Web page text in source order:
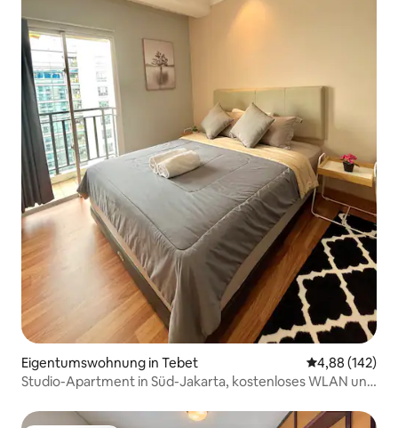
Eigentumswohnung in Tebet
4,88 (142)
Studio-Apartment in Süd-Jakarta, kostenloses WLAN und